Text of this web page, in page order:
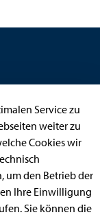
Service zu
weiter zu
Cookies wir
um den Betrieb der
Ihre Einwilligung
Sie können die